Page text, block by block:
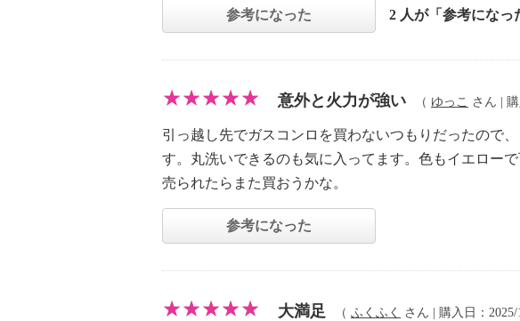
参考になった 2 人が「参考になっ
意外と火力が強い （ ゆっこ さん |
引っ越し先でガスコンロを買わないつもりだったので
す。丸洗いできるのも気に入ってます。色もイエロー
売られたらまた買おうかな。
参考になった
大満足 （ ふくふく さん | 購入日：2025/